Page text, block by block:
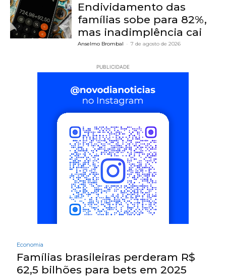
Endividamento das
famílias sobe para 82%,
mas inadimplência cai
Anselmo Brombal - 7 de agosto de 2026
PUBLICIDADE
Economia
Famílias brasileiras perderam R$
62,5 bilhões para bets em 2025